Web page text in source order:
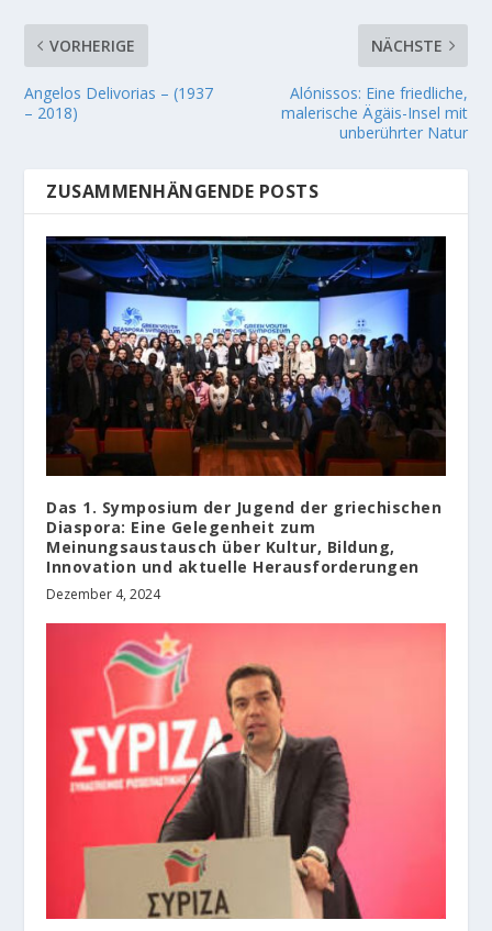
VORHERIGE
Angelos Delivorias – (1937
– 2018)
NÄCHSTE
Alónissos: Eine friedliche,
malerische Ägäis-Insel mit
unberührter Natur
ZUSAMMENHÄNGENDE POSTS
Das 1. Symposium der Jugend der griechischen
Diaspora: Eine Gelegenheit zum
Meinungsaustausch über Kultur, Bildung,
Innovation und aktuelle Herausforderungen
Dezember 4, 2024